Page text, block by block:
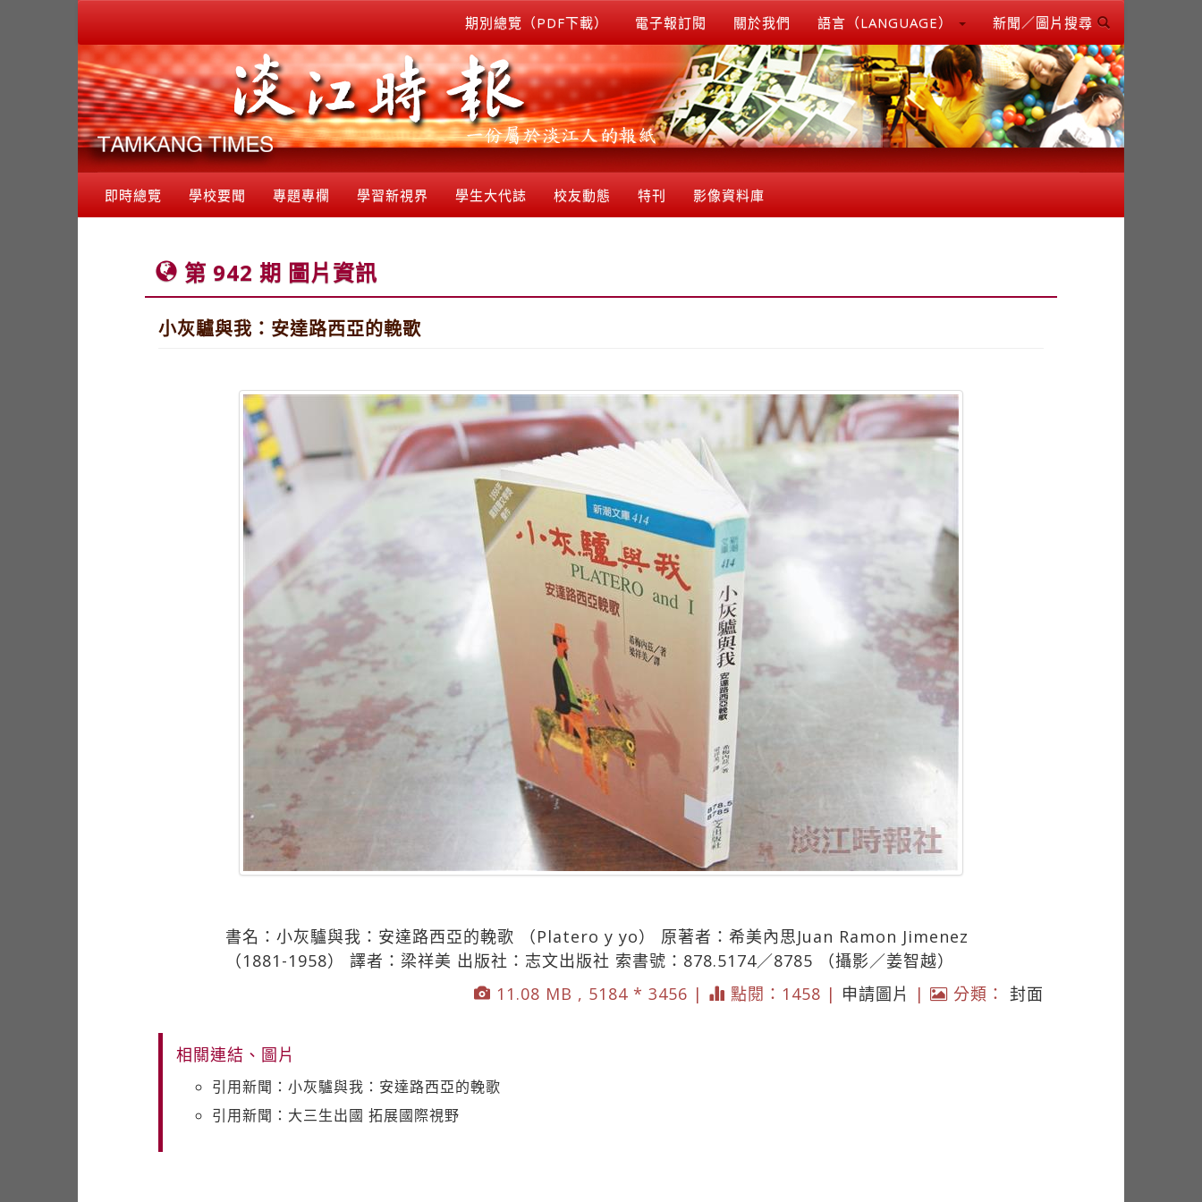
期別總覽（PDF下載） 電子報訂閱 關於我們 語言（LANGUAGE） 新聞／圖片搜尋
即時總覽 學校要聞 專題專欄 學習新視界 學生大代誌 校友動態 特刊 影像資料庫
第 942 期 圖片資訊
小灰驢與我：安達路西亞的輓歌
書名：小灰驢與我：安達路西亞的輓歌 （Platero y yo） 原著者：希美內思Juan Ramon Jimenez
（1881-1958） 譯者：梁祥美 出版社：志文出版社 索書號：878.5174／8785 （攝影／姜智越）
11.08 MB , 5184 * 3456 |
點閱：1458 | 申請圖片 | 分類： 封面
相關連結、圖片
引用新聞：小灰驢與我：安達路西亞的輓歌
引用新聞：大三生出國 拓展國際視野